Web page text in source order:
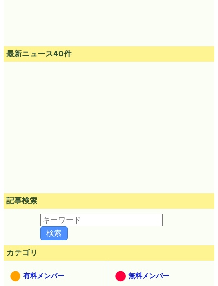
最新ニュース40件
記事検索
カテゴリ
有料メンバー 無料メンバー